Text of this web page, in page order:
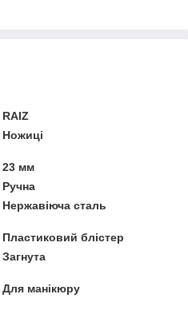
RAIZ
Ножиці
23 мм
Ручна
Нержавіюча сталь
Пластиковий блістер
Загнута
Для манікюру